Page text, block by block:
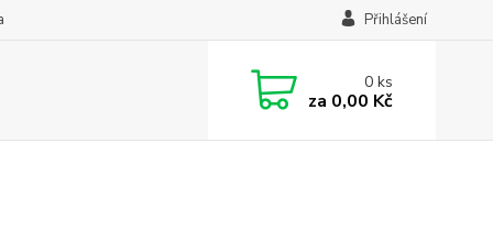
Přihlášení
0ks
za 0,00 Kč